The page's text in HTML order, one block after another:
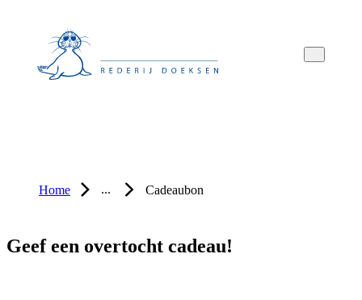
Overslaan
naar
hoofdnavigatie
Overslaan
naar
hoofdinhoud
Overslaan
naar
voettekstinhoud
Home ... Cadeaubon
Geef een overtocht cadeau!